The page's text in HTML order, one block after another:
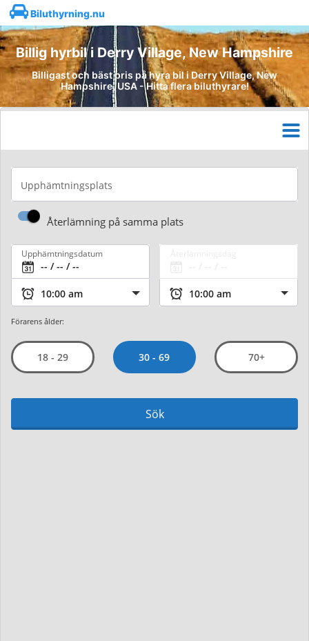
Biluthyrning.nu
Billig hyrbil i Derry Village, New Hampshire
Billigast och bäst pris på hyra bil i Derry Village, New
Hampshire, USA - Hitta flera biluthyrare!
Upphämtningsplats
Återlämning på samma plats
Upphämtningsdatum
Förarens ålder:
18 - 29 30 - 69 70+
Sök